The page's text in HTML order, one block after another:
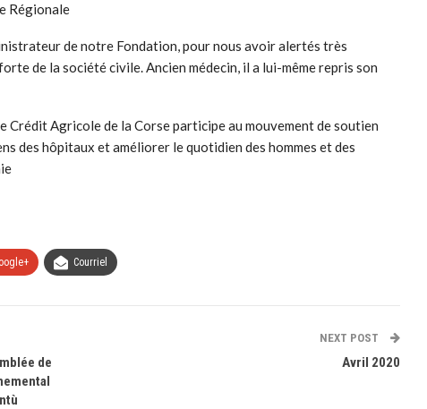
Régionale
de notre Fondation, pour nous avoir alertés très
de la société civile. Ancien médecin, il a lui-même repris son
Crédit Agricole de la Corse participe au mouvement de soutien
des hôpitaux et améliorer le quotidien des hommes et des
Courriel
de
NEXT POST
Avril 2020